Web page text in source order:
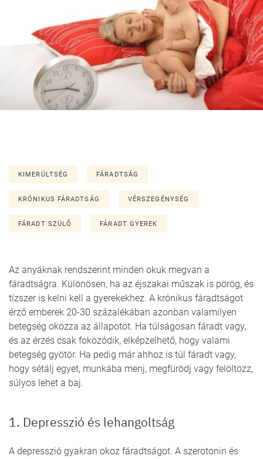
KIMERÜLTSÉG FÁRADTSÁG
KRÓNIKUS FÁRADTSÁG VÉRSZEGÉNYSÉG
FÁRADT SZÜLŐ FÁRADT GYEREK
Az anyáknak rendszerint minden okuk megvan a
fáradtságra. Különösen, ha az éjszakai műszak is pörög, és
tízszer is kelni kell a gyerekekhez. A krónikus fáradtságot
érző emberek 20-30 százalékában azonban valamilyen
betegség okozza az állapotot. Ha túlságosan fáradt vagy,
és az érzés csak fokozódik, elképzelhető, hogy valami
betegség gyötör. Ha pedig már ahhoz is túl fáradt vagy,
hogy sétálj egyet, munkába menj, megfürödj vagy felöltözz,
súlyos lehet a baj.
1. Depresszió és lehangoltság
A depresszió gyakran okoz fáradtságot. A szerotonin és